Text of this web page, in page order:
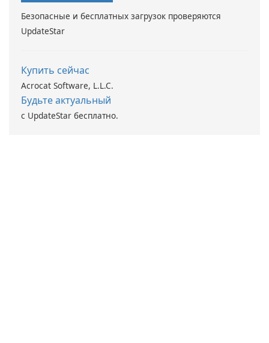
Безопасные и бесплатных загрузок проверяются
UpdateStar
Купить сейчас
Acrocat Software, L.L.C.
Будьте актуальный
с UpdateStar бесплатно.